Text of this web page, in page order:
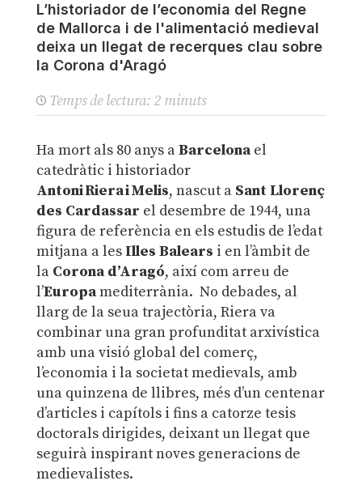
L’historiador de l’economia del Regne
de Mallorca i de l'alimentació medieval
deixa un llegat de recerques clau sobre
la Corona d'Aragó
Temps de lectura: 2 minuts
Ha mort als 80 anys aBarcelonael
catedràtic i historiador
Antoni Riera i Melis, nascut a Sant Llorenç
des Cardassar el desembre de 1944, una
figura de referència en els estudis de l’edat
mitjana a lesIlles Balears i en l’àmbit de
la Corona d’Aragó, així com arreu de
l’Europamediterrània. No debades, al
llarg de la seua trajectòria, Riera va
combinar una gran profunditat arxivística
amb una visió global del comerç,
l’economia i la societat medievals, amb
una quinzena de llibres, més d’un centenar
d’articles i capítols i fins a catorze tesis
doctorals dirigides, deixant un llegat que
seguirà inspirant noves generacions de
medievalistes.